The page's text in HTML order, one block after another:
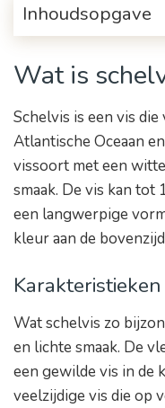
Inhoudsopgave
Wat is
Schelvis is een vis
Atlantische Oceaan
vissoort met een
smaak. De vis kan
een langwerpige
kleur aan de
Wat schelvis zo
en lichte smaak. De
een gewilde vis in de
veelzijdige vis die op